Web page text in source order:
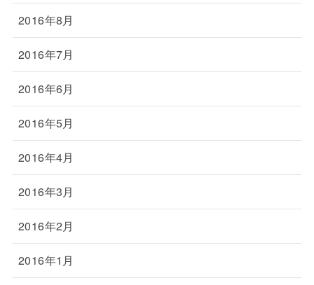
2016年8月
2016年7月
2016年6月
2016年5月
2016年4月
2016年3月
2016年2月
2016年1月